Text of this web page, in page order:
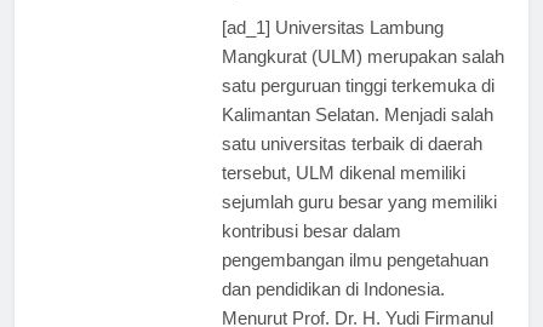
[ad_1] Universitas Lambung
Mangkurat (ULM) merupakan salah
satu perguruan tinggi terkemuka di
Kalimantan Selatan. Menjadi salah
satu universitas terbaik di daerah
tersebut, ULM dikenal memiliki
sejumlah guru besar yang memiliki
kontribusi besar dalam
pengembangan ilmu pengetahuan
dan pendidikan di Indonesia.